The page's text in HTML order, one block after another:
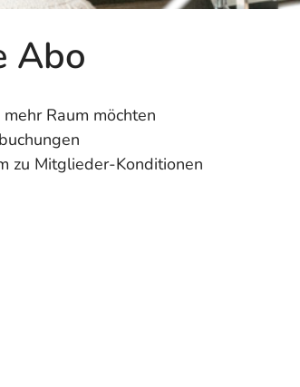
Abo
Raum möchten
zu Mitglieder-Konditionen